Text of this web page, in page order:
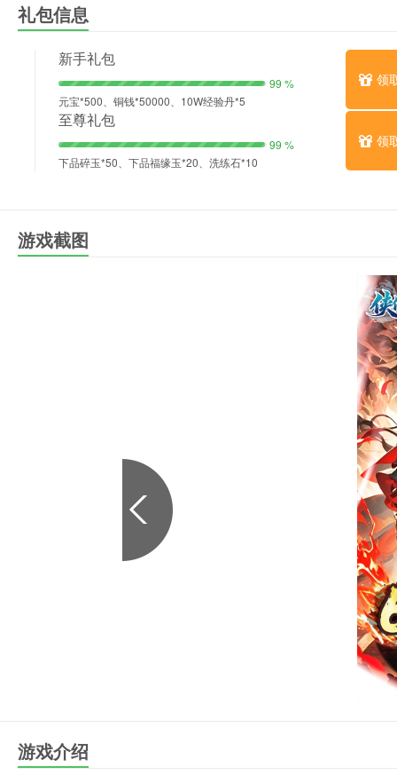
礼包信息
新手礼包
99 %
元宝*500、铜钱*50000、10W经验丹*5
领
至尊礼包
99 %
下品碎玉*50、下品福缘玉*20、洗练石*10
领
游戏截图
游戏介绍